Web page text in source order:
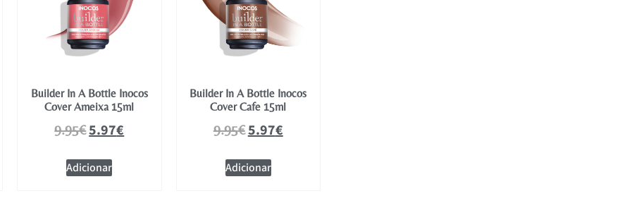
Builder In A Bottle Inocos
Cover Ameixa 15ml
9.95€5.97€
Adicionar
Builder In A Bottle Inocos
Cover Cafe 15ml
9.95€5.97€
Adicionar